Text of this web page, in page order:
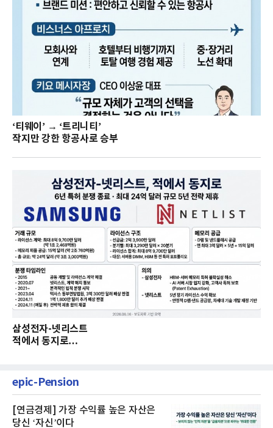
‘티웨이’ → ‘트리니티’
작지만 강한 항공사로 승부
삼성전자-넷리스트
적에서 동지로…
epic-Pension
[연금경제] 가장 수익률 높은 자산은
당신 ‘자신’이다